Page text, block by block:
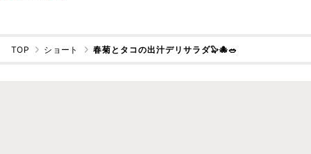
TOP ショート 春菊とタコの出汁デリサラダ🦭🐙🥗